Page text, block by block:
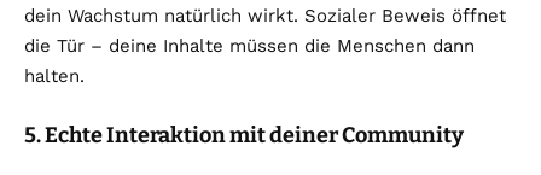
dein Wachstum natürlich wirkt. Sozialer Beweis öffnet
die Tür – deine Inhalte müssen die Menschen dann
halten.
5. Echte Interaktion mit deiner Community